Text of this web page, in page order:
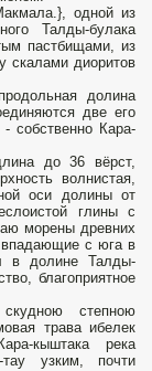
одной из
Талды-булака
пастбищами, из
скалами диоритов
долина
две его
собственно Кара-
до 36 вёрст,
волнистая,
оси долины от
глины с
морены древних
впадающие с юга в
в долине Талды-
благоприятное
степною
трава ибелек
кыштака река
тау узким, почти